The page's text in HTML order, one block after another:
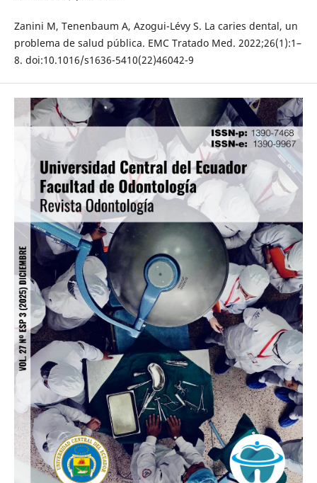
Zanini M, Tenenbaum A, Azogui-Lévy S. La caries dental, un
problema de salud pública. EMC Tratado Med. 2022;26(1):1–
8. doi:10.1016/s1636-5410(22)46042-9